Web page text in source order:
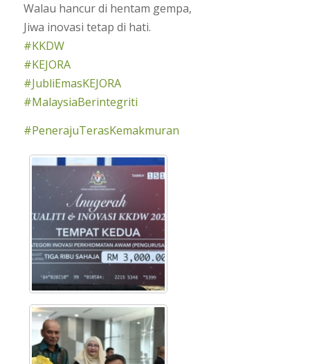
Walau hancur di hentam gempa,
Jiwa inovasi tetap di hati.
#KKDW
#KEJORA
#JubliEmasKEJORA
#MalaysiaBerintegriti
#PenerajuTerasKemakmuran